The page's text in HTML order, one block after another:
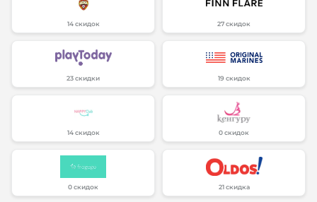
14 скидок 27 скидок
23 скидки 19 скидок
14 скидок 0 скидок
0 скидок 21 скидка